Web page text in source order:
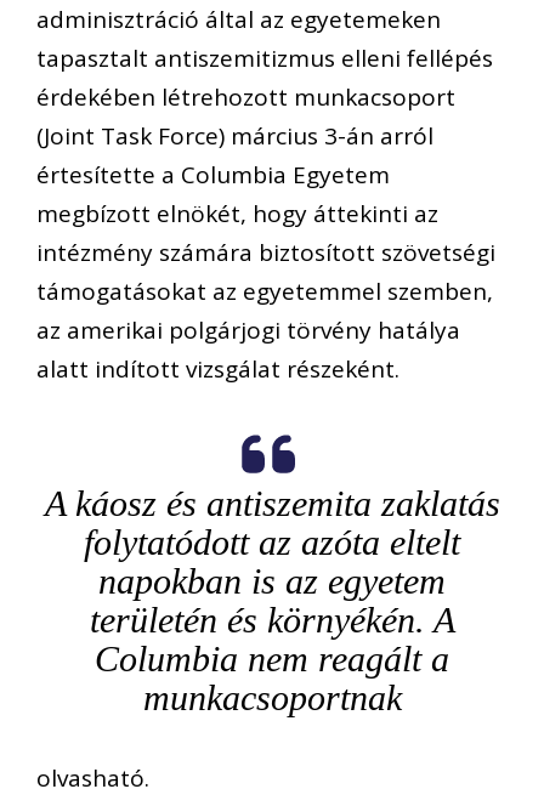
adminisztráció által az egyetemeken
tapasztalt antiszemitizmus elleni fellépés
érdekében létrehozott munkacsoport
(Joint Task Force) március 3-án arról
értesítette a Columbia Egyetem
megbízott elnökét, hogy áttekinti az
intézmény számára biztosított szövetségi
támogatásokat az egyetemmel szemben,
az amerikai polgárjogi törvény hatálya
alatt indított vizsgálat részeként.
A káosz és antiszemita zaklatás
folytatódott az azóta eltelt
napokban is az egyetem
területén és környékén. A
Columbia nem reagált a
munkacsoportnak
olvasható.